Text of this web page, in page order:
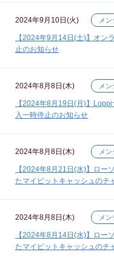
2024年9月10日(火) メ
【2024年9月14日(土)】オン
止のお知らせ
2024年8月8日(木) メ
【2024年8月19日(月)】
入一時停止のお知らせ
2024年8月8日(木) メ
【2024年8月21日(水)】ロー
たマイビットキャッシュのチ
2024年8月8日(木) メ
【2024年8月14日(水)】ロー
たマイビットキャッシュのチ